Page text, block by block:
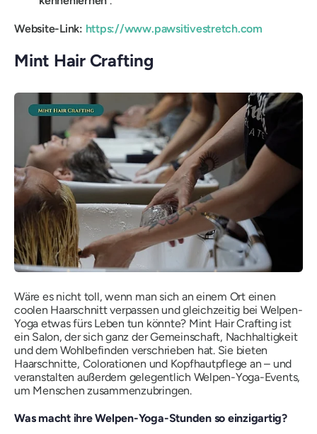
Website-Link: https://www.pawsitivestretch.com
Mint Hair Crafting
Wäre es nicht toll, wenn man sich an einem Ort einen
coolen Haarschnitt verpassen und gleichzeitig bei Welpen-
Yoga etwas fürs Leben tun könnte? Mint Hair Crafting ist
ein Salon, der sich ganz der Gemeinschaft, Nachhaltigkeit
und dem Wohlbefinden verschrieben hat. Sie bieten
Haarschnitte, Colorationen und Kopfhautpflege an – und
veranstalten außerdem gelegentlich Welpen-Yoga-Events,
um Menschen zusammenzubringen.
Was macht ihre Welpen-Yoga-Stunden so einzigartig?